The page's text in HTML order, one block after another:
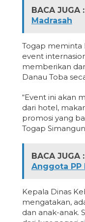
BACA JUGA :
Madrasah
Togap meminta
event
memberikan
Danau Toba
“Event ini akan
dari hotel,
promosi yang
Togap
BACA JUGA :
Anggota PP
Kepala Dinas
mengatakan,
dan anak-anak.